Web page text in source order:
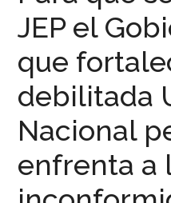
JEP el
que
debilitada
Nacional
enfrenta a